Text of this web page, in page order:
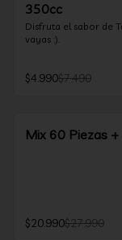
350cc
Disfruta el sabor de
vayas :).
$4.990$7.490
Mix 60 Piezas +
$20.990$27.990